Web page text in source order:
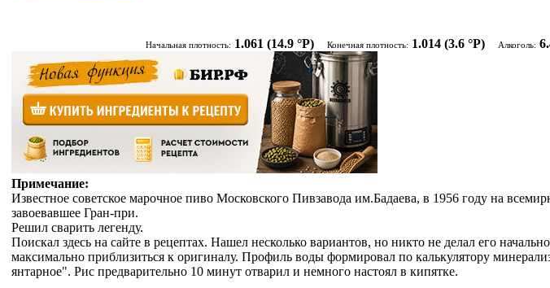
Начальная плотность: 1.061(14.9 °P) Конечная плотность: 1.014(3.6 °P) Алкоголь:
Примечание:
Известное советское марочное пиво Московского Пивзавода им.Бадаева, в 1956 году на
завоевавшее Гран-при.
Решил сварить легенду.
Поискал здесь на сайте в рецептах. Нашел несколько вариантов, но никто не делал его
максимально приблизиться к оригиналу. Профиль воды формировал по калькулятору
янтарное". Рис предварительно 10 минут отварил и немного настоял в кипятке.